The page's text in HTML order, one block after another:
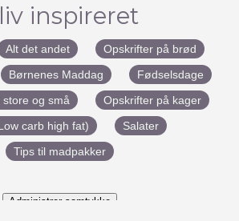
inspireret
Alt det andet
Opskrifter på brød
Børnenes Maddag
Fødselsdage
og små
Opskrifter på kager
carb high fat)
Salater
Tips til madpakker
Administrer samtykke